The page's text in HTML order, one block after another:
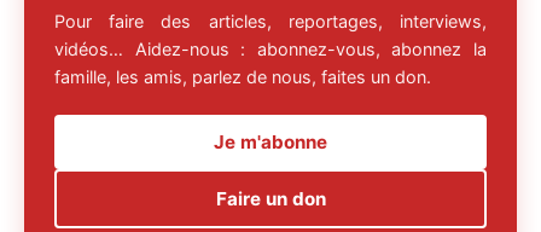
Pour faire des articles, reportages, interviews,
vidéos… Aidez-nous : abonnez-vous, abonnez la
famille, les amis, parlez de nous, faites un don.
Je m'abonne
Faire un don